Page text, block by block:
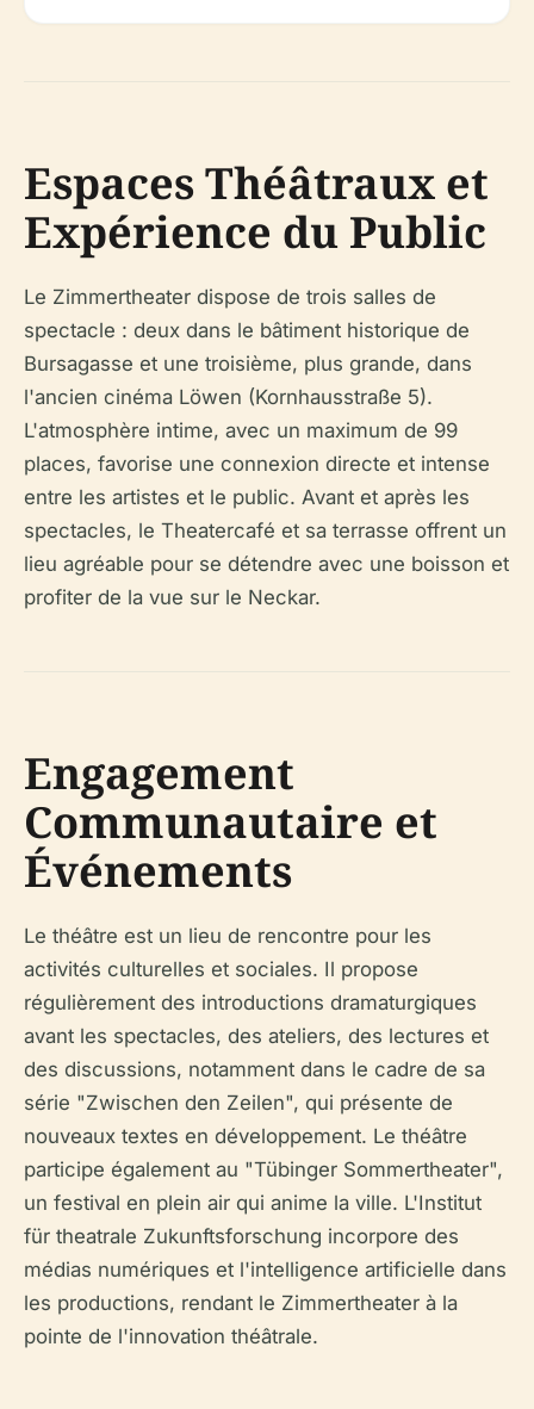
Espaces Théâtraux et
Expérience du Public
Le Zimmertheater dispose de trois salles de
spectacle : deux dans le bâtiment historique de
Bursagasse et une troisième, plus grande, dans
l'ancien cinéma Löwen (Kornhausstraße 5).
L'atmosphère intime, avec un maximum de 99
places, favorise une connexion directe et intense
entre les artistes et le public. Avant et après les
spectacles, le Theatercafé et sa terrasse offrent un
lieu agréable pour se détendre avec une boisson et
profiter de la vue sur le Neckar.
Engagement
Communautaire et
Événements
Le théâtre est un lieu de rencontre pour les
activités culturelles et sociales. Il propose
régulièrement des introductions dramaturgiques
avant les spectacles, des ateliers, des lectures et
des discussions, notamment dans le cadre de sa
série "Zwischen den Zeilen", qui présente de
nouveaux textes en développement. Le théâtre
participe également au "Tübinger Sommertheater",
un festival en plein air qui anime la ville. L'Institut
für theatrale Zukunftsforschung incorpore des
médias numériques et l'intelligence artificielle dans
les productions, rendant le Zimmertheater à la
pointe de l'innovation théâtrale.